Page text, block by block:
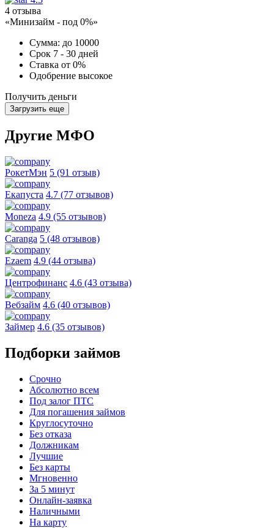
4 отзыва
«Минизайм - под 0%»
Сумма: до 10000
Срок 7 - 30 дней
Ставка от 0%
Одобрение высокое
Получить деньги
Загрузить еще
Другие МФО
РокетМэн 5 (91 отзыв)
Екапуста 4.7 (77 отзывов)
Moneza 4.9 (55 отзывов)
Caranga 5 (48 отзывов)
Ezaem 4.9 (44 отзыва)
Центрофинанс 4.6 (43 отзыва)
Вебзайм 4.6 (40 отзывов)
Займер 4.6 (35 отзывов)
Подборки займов
Срочно
Абсолютно всем
Под залог ПТС
Для погашения займов
Круглосуточно
Без отказа
Должникам
Лучшие
Без карты
Мгновенно
За 5 минут
Онлайн-заявка
Наличными
На карту